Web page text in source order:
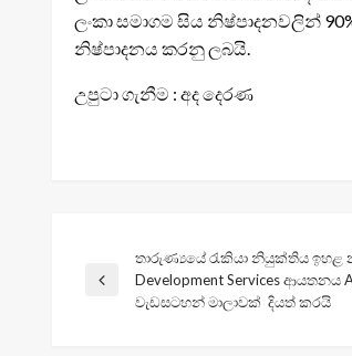
ලංකා සමාගම සිය නිෂ්පාදනවලින්
නිෂ්පාදනය කරනු ලබයි.
උපුටා ගැනීම : අද දෙරණ
Post
Previous
තාරුණ්‍යයේ රැකියා නියුක්තිය ඉහළ
Development Services ආයතනය
වැඩසටහන් මාලාවක් දියත් කරයි